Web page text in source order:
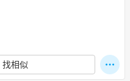
找相似